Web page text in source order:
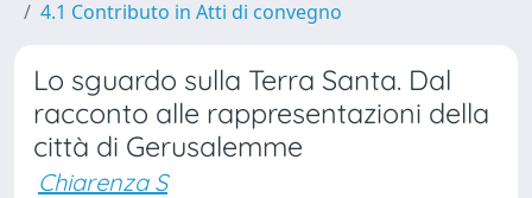
4.1 Contributo in Atti di convegno
Lo sguardo sulla Terra Santa. Dal
racconto alle rappresentazioni della
città di Gerusalemme
Chiarenza S